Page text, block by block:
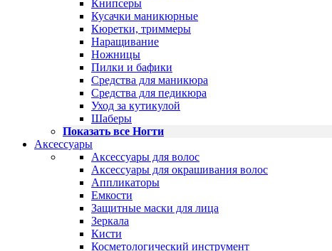
Книпсеры
Кусачки маникюрные
Кюретки, триммеры
Наращивание
Ножницы
Пилки и бафики
Средства для маникюра
Средства для педикюра
Уход за кутикулой
Шаберы
Показать все Ногти
Аксессуары
Аксессуары для волос
Аксессуары для окрашивания волос
Аппликаторы
Емкости
Защитные маски для лица
Зеркала
Кисти
Косметологический инструмент